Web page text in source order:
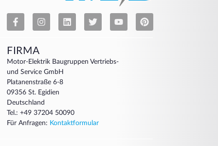
FIRMA
Motor-Elektrik Baugruppen Vertriebs-
und Service GmbH
Platanenstraße 6-8
09356 St. Egidien
Deutschland
Tel.: +49 37204 50090
Für Anfragen: Kontaktformular